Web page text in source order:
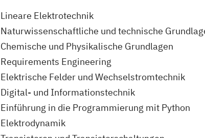
Lineare Elektrotechnik
Naturwissenschaftliche und technische
Chemische und Physikalische Grundlagen
Requirements Engineering
Elektrische Felder und Wechselstromtechnik
Digital- und Informationstechnik
Einführung in die Programmierung mit Python
Elektrodynamik